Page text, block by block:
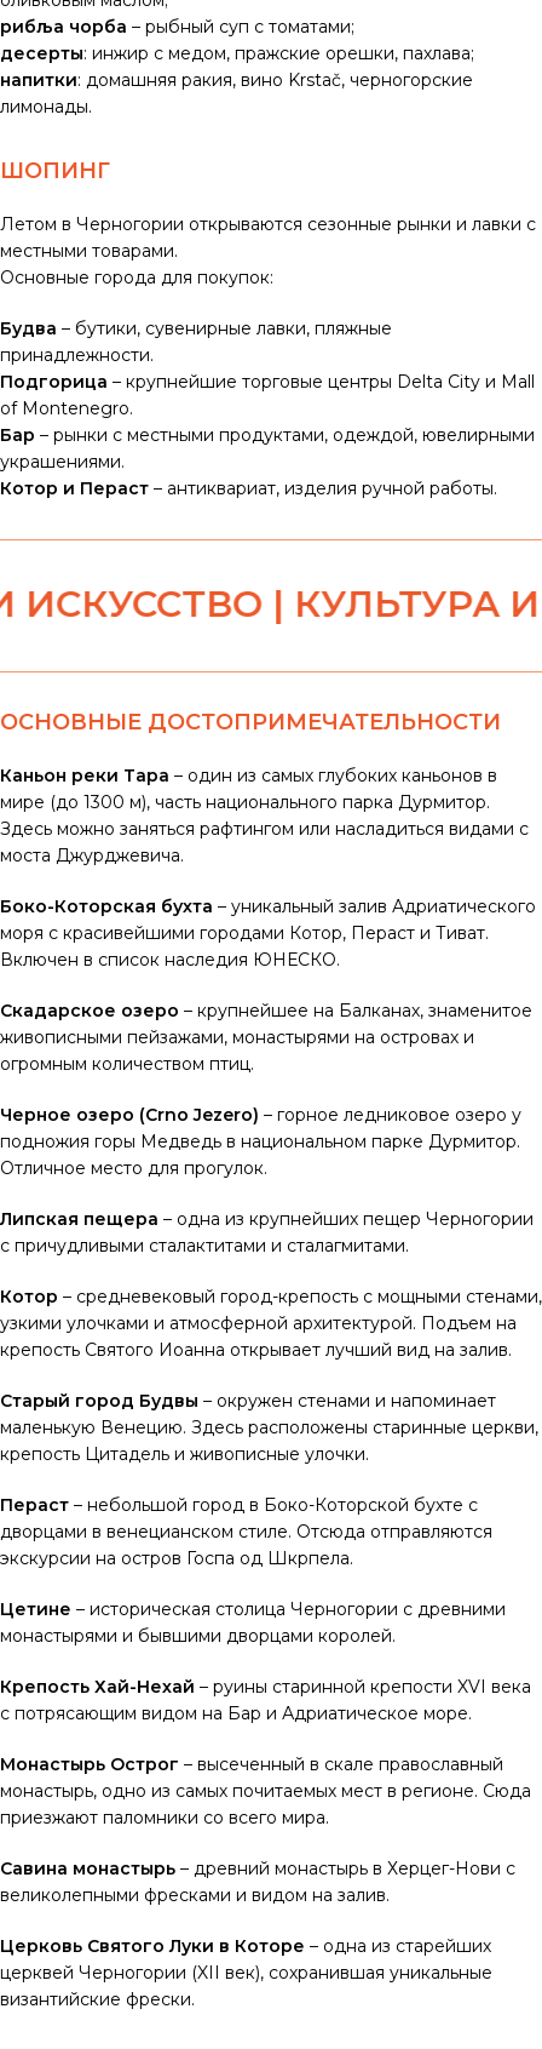
рибља чорба – рыбный суп с томатами;
десерты: инжир с медом, пражские орешки, пахлава;
напитки: домашняя ракия, вино Krstač, черногорские
лимонады.
ШОПИНГ
Летом в Черногории открываются сезонные рынки и лавки с
местными товарами.
Основные города для покупок:
Будва – бутики, сувенирные лавки, пляжные
принадлежности.
Подгорица – крупнейшие торговые центры Delta City и Mall
of Montenegro.
Бар – рынки с местными продуктами, одеждой, ювелирными
украшениями.
Котор и Пераст – антиквариат, изделия ручной работы.
| КУЛЬТУРА И
ОСНОВНЫЕ ДОСТОПРИМЕЧАТЕЛЬНОСТИ
Каньон реки Тара – один из самых глубоких каньонов в
мире (до 1300 м), часть национального парка Дурмитор.
Здесь можно заняться рафтингом или насладиться видами с
моста Джурджевича.
Боко-Которская бухта – уникальный залив Адриатического
моря с красивейшими городами Котор, Пераст и Тиват.
Включен в список наследия ЮНЕСКО.
Скадарское озеро – крупнейшее на Балканах, знаменитое
живописными пейзажами, монастырями на островах и
огромным количеством птиц.
Черное озеро (Crno Jezero) – горное ледниковое озеро у
подножия горы Медведь в национальном парке Дурмитор.
Отличное место для прогулок.
Липская пещера – одна из крупнейших пещер Черногории
с причудливыми сталактитами и сталагмитами.
Котор – средневековый город-крепость с мощными стенами,
узкими улочками и атмосферной архитектурой. Подъем на
крепость Святого Иоанна открывает лучший вид на залив.
Старый город Будвы – окружен стенами и напоминает
маленькую Венецию. Здесь расположены старинные церкви,
крепость Цитадель и живописные улочки.
Пераст – небольшой город в Боко-Которской бухте с
дворцами в венецианском стиле. Отсюда отправляются
экскурсии на остров Госпа од Шкрпела.
Цетине – историческая столица Черногории с древними
монастырями и бывшими дворцами королей.
Крепость Хай-Нехай – руины старинной крепости XVI века
с потрясающим видом на Бар и Адриатическое море.
Монастырь Острог – высеченный в скале православный
монастырь, одно из самых почитаемых мест в регионе. Сюда
приезжают паломники со всего мира.
Савина монастырь – древний монастырь в Херцег-Нови с
великолепными фресками и видом на залив.
Церковь Святого Луки в Которе – одна из старейших
церквей Черногории (XII век), сохранившая уникальные
византийские фрески.